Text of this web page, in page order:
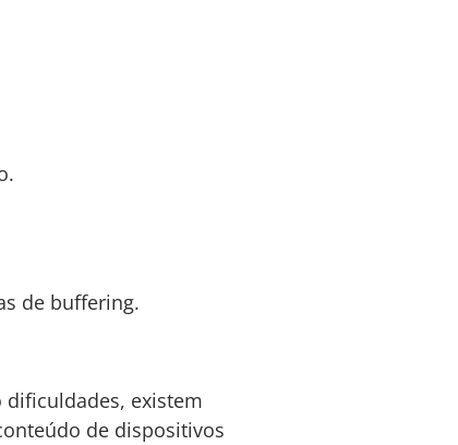
de buffering.
dificuldades, existem
de dispositivos